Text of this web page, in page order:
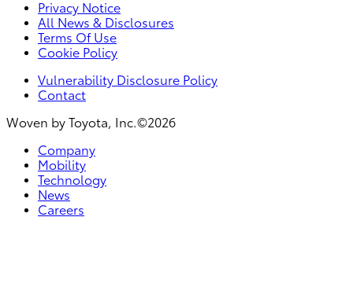
Privacy Notice
All News & Disclosures
Terms Of Use
Cookie Policy
Vulnerability Disclosure Policy
Contact
Woven by Toyota, Inc.©2026
Company
Mobility
Technology
News
Careers